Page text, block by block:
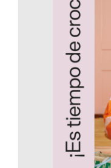
DETALLES